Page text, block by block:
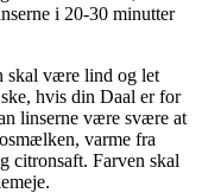
i 20-30 minutter
skal være lind og let
hvis din Daal er for
linserne være svære at
varme fra
citronsaft. Farven skal